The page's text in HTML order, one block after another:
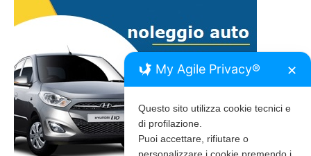
My Agile Privacy® ✕
Questo sito utilizza cookie tecnici e
di profilazione.
Puoi accettare, rifiutare o